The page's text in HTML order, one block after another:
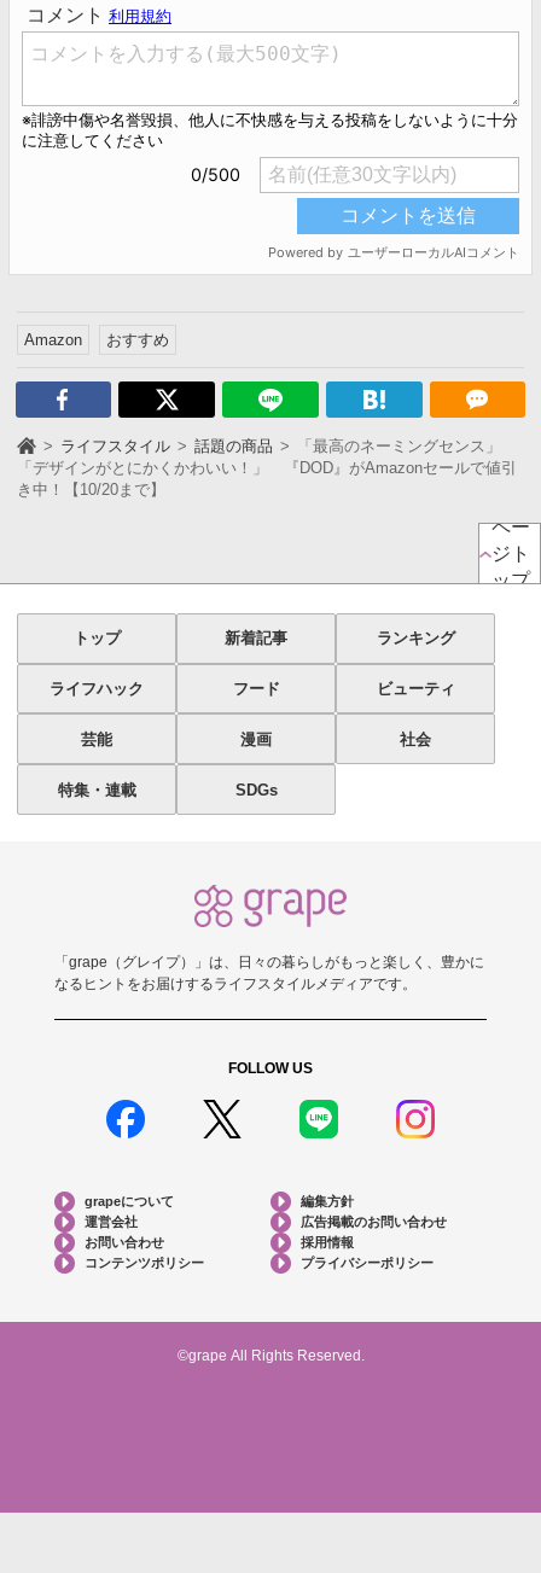
Amazon おすすめ
ライフスタイル 話題の商品
「最高のネーミングセンス」
「デザインがとにかくかわいい！」 『DOD』がAmazonセールで値引
き中！【10/20まで】
ペー
ジト
ップ
トップ 新着記事 ランキング
ライフハック フード ビューティ
芸能 漫画 社会
特集・連載 SDGs
「grape（グレイプ）」は、日々の暮らしがもっと楽しく、豊かに
なるヒントをお届けするライフスタイルメディアです。
FOLLOW US
grapeについて
編集方針
運営会社
広告掲載のお問い合わせ
お問い合わせ
採用情報
コンテンツポリシー
プライバシーポリシー
©grape All Rights Reserved.